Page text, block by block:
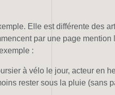
Elle est différente des
par une page
:
à vélo le jour, acteur en
rester sous la pluie (sans